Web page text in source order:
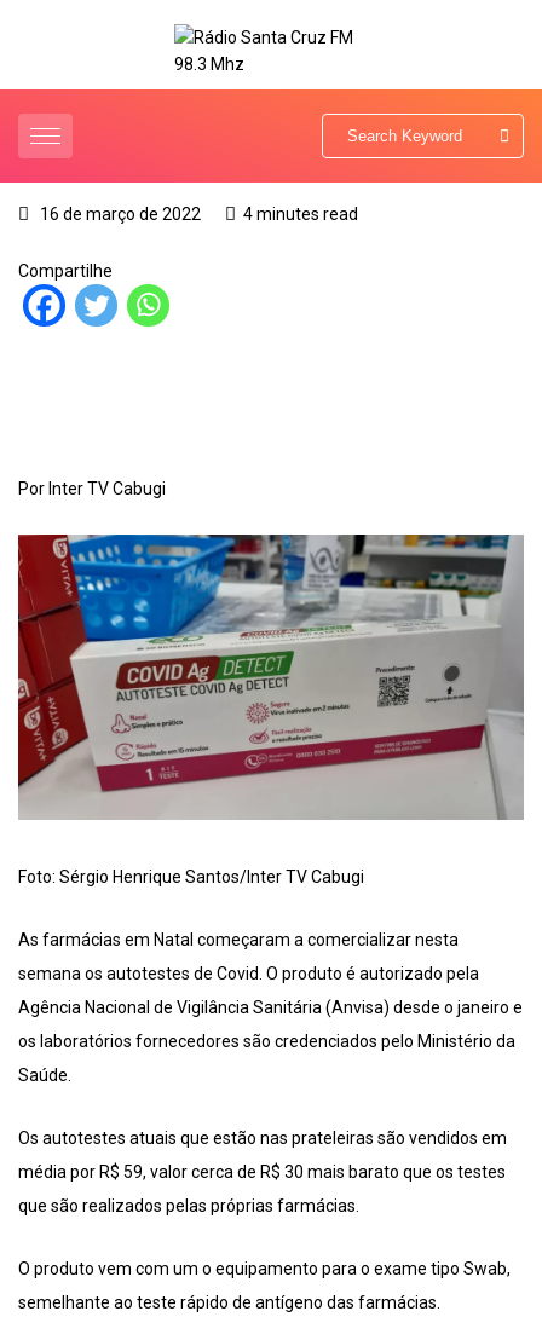
16 de março de 2022 4 minutes read
Compartilhe
Por Inter TV Cabugi
Foto: Sérgio Henrique Santos/Inter TV Cabugi
As farmácias em Natal começaram a comercializar nesta
semana os autotestes de Covid. O produto é autorizado pela
Agência Nacional de Vigilância Sanitária (Anvisa) desde o janeiro e
os laboratórios fornecedores são credenciados pelo Ministério da
Saúde.
Os autotestes atuais que estão nas prateleiras são vendidos em
média por R$ 59, valor cerca de R$ 30 mais barato que os testes
que são realizados pelas próprias farmácias.
O produto vem com um o equipamento para o exame tipo Swab,
semelhante ao teste rápido de antígeno das farmácias.